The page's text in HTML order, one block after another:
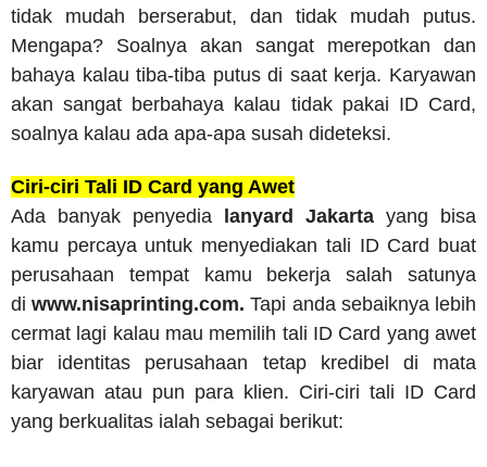
tidak mudah berserabut, dan tidak mudah putus.
Mengapa? Soalnya akan sangat merepotkan dan
bahaya kalau tiba-tiba putus di saat kerja. Karyawan
akan sangat berbahaya kalau tidak pakai ID Card,
soalnya kalau ada apa-apa susah dideteksi.
Ciri-ciri Tali ID Card yang Awet
Ada banyak penyedia
lanyard Jakarta yang bisa
kamu percaya untuk menyediakan tali ID Card buat
perusahaan tempat kamu bekerja salah satunya
di www.nisaprinting.com. Tapi anda sebaiknya lebih
cermat lagi kalau mau memilih tali ID Card yang awet
biar identitas perusahaan tetap kredibel di mata
karyawan atau pun para klien. Ciri-ciri tali ID Card
yang berkualitas ialah sebagai berikut: